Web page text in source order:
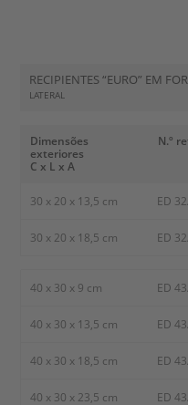
RECIPIENTES “EURO” EM
LATERAL
Dimensões
exteriores
C x L x A
N.º
30 x 20 x 13,5 cm ED
30 x 20 x 18,5 cm ED
40 x 30 x 9 cm ED
40 x 30 x 13,5 cm ED
40 x 30 x 18,5 cm ED
40 x 30 x 23,5 cm ED